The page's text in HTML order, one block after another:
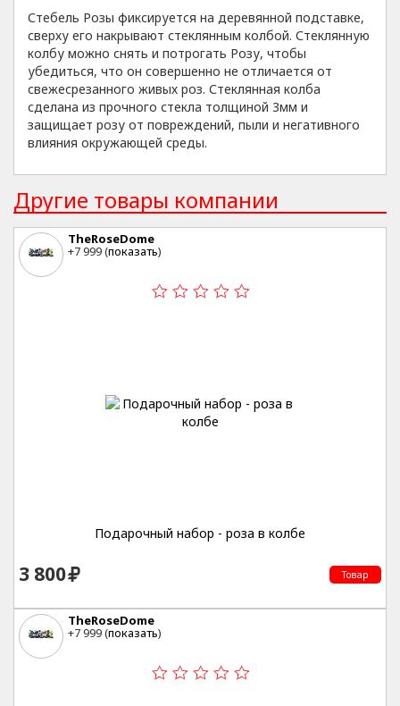
Стебель Розы фиксируется на деревянной подставке,
сверху его накрывают стеклянным колбой. Стеклянную
колбу можно снять и потрогать Розу, чтобы
убедиться, что он совершенно не отличается от
свежесрезанного живых роз. Стеклянная колба
сделана из прочного стекла толщиной 3мм и
защищает розу от повреждений, пыли и негативного
влияния окружающей среды.
Другие товары компании
TheRoseDome
+7 999 (показать)
Подарочный набор - роза в колбе
3 800 Товар
TheRoseDome
+7 999 (показать)